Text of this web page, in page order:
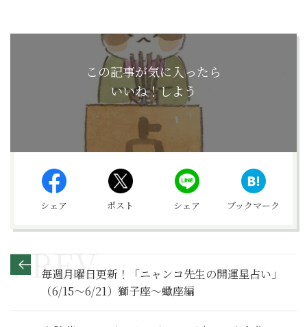
この記事が気に入ったら
いいね！しよう
シェア ポスト シェア ブックマーク
毎週月曜日更新！「ニャンコ先生の開運星占い」
（6/15～6/21）獅子座～蠍座編